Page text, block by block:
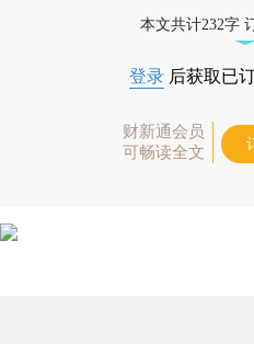
本文共计232字
登录 后获取已
财新通会员
可畅读全文